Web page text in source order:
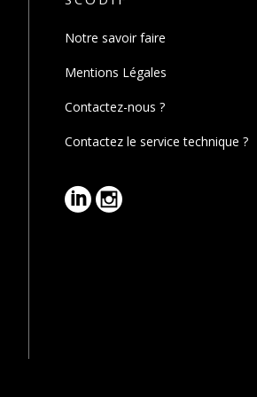
Notre savoir faire
Mentions Légales
Contactez-nous ?
Contactez le service technique ?